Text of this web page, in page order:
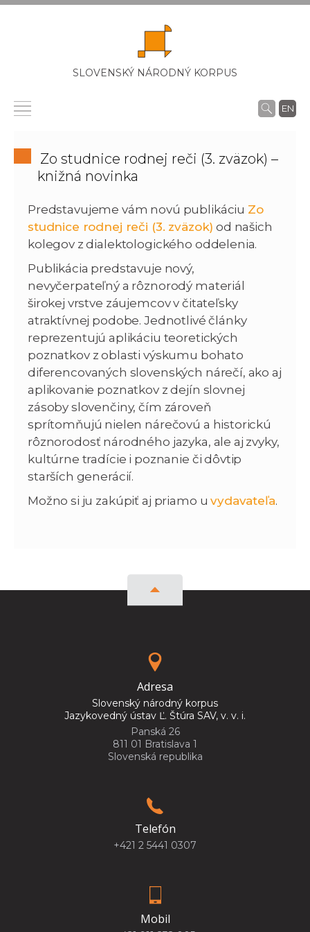
SLOVENSKÝ NÁRODNÝ KORPUS
EN
Zo studnice rodnej reči (3. zväzok) –
knižná novinka
Predstavujeme vám novú publikáciu Zo
studnice rodnej reči (3. zväzok) od našich
kolegov z dialektologického oddelenia.
Publikácia predstavuje nový,
nevyčerpateľný a rôznorodý materiál
širokej vrstve záujemcov v čitateľsky
atraktívnej podobe. Jednotlivé články
reprezentujú aplikáciu teoretických
poznatkov z oblasti výskumu bohato
diferencovaných slovenských nárečí, ako aj
aplikovanie poznatkov z dejín slovnej
zásoby slovenčiny, čím zároveň
sprítomňujú nielen nárečovú a historickú
rôznorodosť národného jazyka, ale aj zvyky,
kultúrne tradície i poznanie či dôvtip
starších generácií.
Možno si ju zakúpiť aj priamo uvydavateľa.
Adresa
Slovenský národný korpus
Jazykovedný ústav Ľ. Štúra SAV, v. v. i.
Panská 26
811 01 Bratislava 1
Slovenská republika
Telefón
+421 2 5441 0307
Mobil